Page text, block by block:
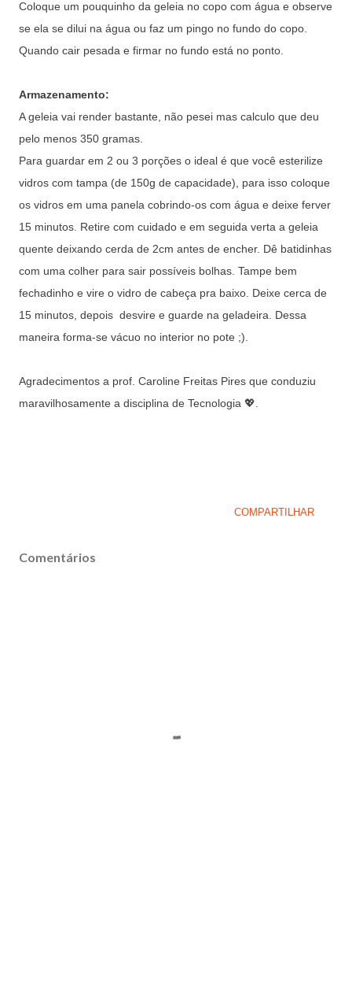
Coloque um pouquinho da geleia no copo com água e observe
se ela se dilui na água ou faz um pingo no fundo do copo.
Quando cair pesada e firmar no fundo está no ponto.
Armazenamento:
A geleia vai render bastante, não pesei mas calculo que deu
pelo menos 350 gramas.
Para guardar em 2 ou 3 porções o ideal é que você esterilize
vidros com tampa (de 150g de capacidade), para isso coloque
os vidros em uma panela cobrindo-os com água e deixe ferver
15 minutos. Retire com cuidado e em seguida verta a geleia
quente deixando cerda de 2cm antes de encher. Dê batidinhas
com uma colher para sair possíveis bolhas. Tampe bem
fechadinho e vire o vidro de cabeça pra baixo. Deixe cerca de
15 minutos, depois desvire e guarde na geladeira. Dessa
maneira forma-se vácuo no interior no pote ;).
Agradecimentos a prof. Caroline Freitas Pires que conduziu
maravilhosamente a disciplina de Tecnologia 💖.
COMPARTILHAR
Comentários